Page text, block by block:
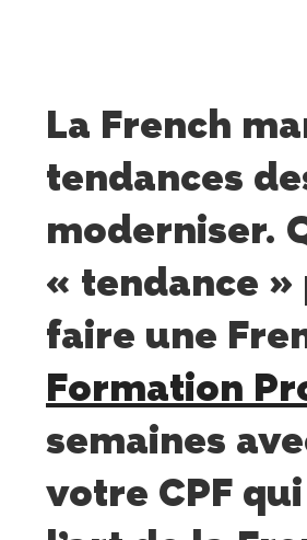
La French
tendances
moderniser.
« tendance »
faire une
Formation
semaines
votre CPF